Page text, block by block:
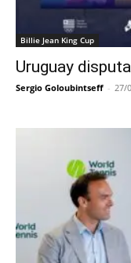
Billie Jean King Cup
Uruguay
Sergio Goloubintseff - 27/